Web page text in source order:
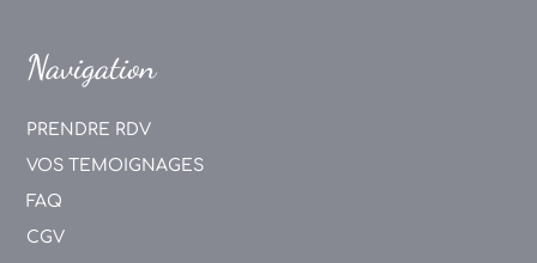
Navigation
PRENDRE RDV
VOS TEMOIGNAGES
FAQ
CGV